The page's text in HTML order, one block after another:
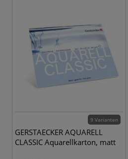
9 Varianten
GERSTAECKER AQUARELL
CLASSIC Aquarellkarton, matt